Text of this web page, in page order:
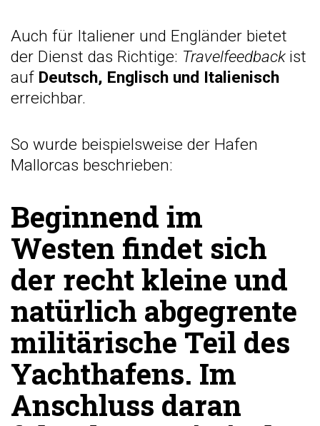
Auch für Italiener und Engländer bietet
der Dienst das Richtige: Travelfeedback ist
auf Deutsch, Englisch und Italienisch
erreichbar.
So wurde beispielsweise der Hafen
Mallorcas beschrieben:
Beginnend im
Westen findet sich
der recht kleine und
natürlich abgegrente
militärische Teil des
Yachthafens. Im
Anschluss daran